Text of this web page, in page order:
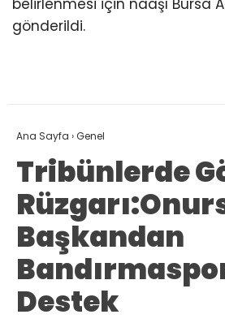
belirlenmesi için naaşı Bursa
gönderildi.
Ana Sayfa ›Genel
Tribünlerde
Başkandan
Destek